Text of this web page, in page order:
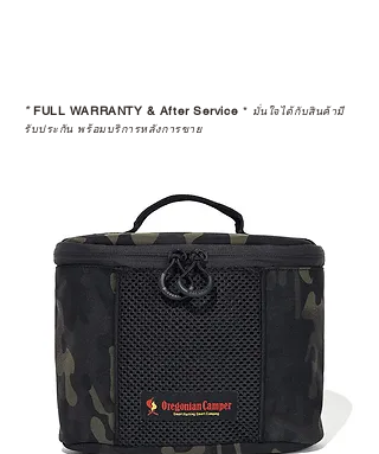
*FULL WARRANTY & After Service * มั่นใจได้กับสินค้ามี
รับประกัน พร้อมบริการหลังการขาย